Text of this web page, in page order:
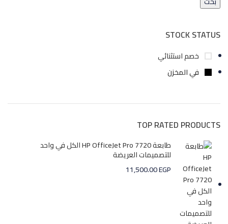
STOCK STATUS
خصم استثنائي
في المخزن
TOP RATED PRODUCTS
طابعة HP OfficeJet Pro 7720 الكل في واحد
للتصميمات العريضة
11,500.00EGP